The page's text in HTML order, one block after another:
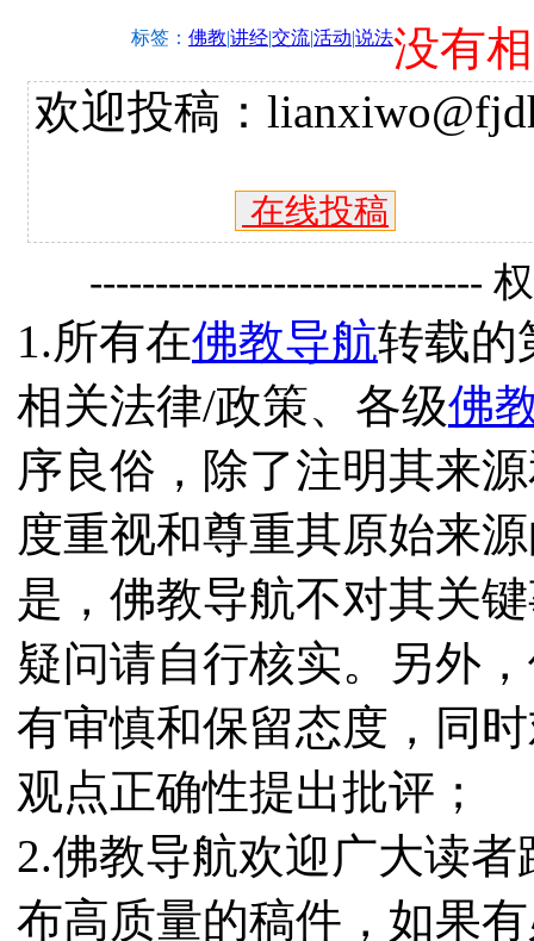
标签： 佛教|讲经|交流|活动|说法没有
欢迎投稿：
在线投稿
------------------------------
1.所有在佛教导航转载的
相关法律/政策、各级佛
序良俗，除了注明其来
度重视和尊重其原始来
是，佛教导航不对其关
疑问请自行核实。另外
有审慎和保留态度，同
观点正确性提出批评；
2.佛教导航欢迎广大读
布高质量的稿件，如果